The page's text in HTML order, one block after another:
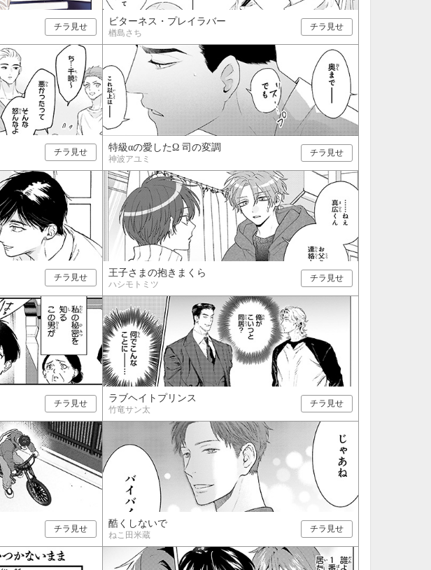
チラ見せ ビターネス・プレイラバー
楢島さち
チラ見せ
チラ見せ 特級αの愛したΩ 司の変調
神波アユミ
チラ見せ
チラ見せ 王子さまの抱きまくら
ハシモトミツ
チラ見せ
チラ見せ ラブヘイトプリンス
竹竜サン太
チラ見せ
チラ見せ 酷くしないで
ねこ田米蔵
チラ見せ